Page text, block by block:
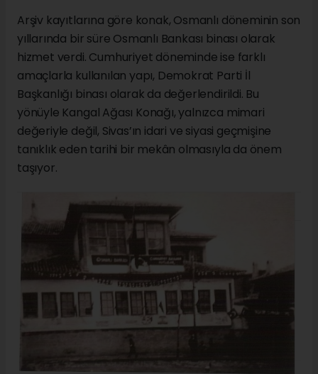
Arşiv kayıtlarına göre konak, Osmanlı döneminin son
yıllarında bir süre Osmanlı Bankası binası olarak
hizmet verdi. Cumhuriyet döneminde ise farklı
amaçlarla kullanılan yapı, Demokrat Parti İl
Başkanlığı binası olarak da değerlendirildi. Bu
yönüyle Kangal Ağası Konağı, yalnızca mimari
değeriyle değil, Sivas’ın idari ve siyasi geçmişine
tanıklık eden tarihi bir mekân olmasıyla da önem
taşıyor.